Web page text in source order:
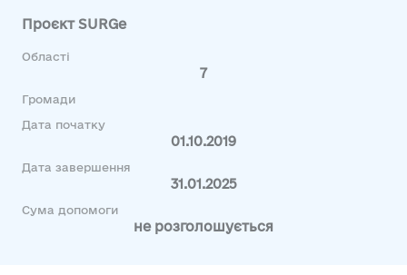
Проєкт SURGe
Області
7
Громади
Дата початку
01.10.2019
Дата завершення
31.01.2025
Сума допомоги
не розголошується